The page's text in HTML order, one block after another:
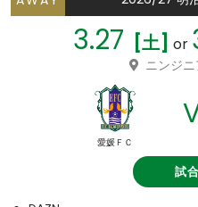
3.27 [土] or
ニンジ
愛媛ＦＣ
試